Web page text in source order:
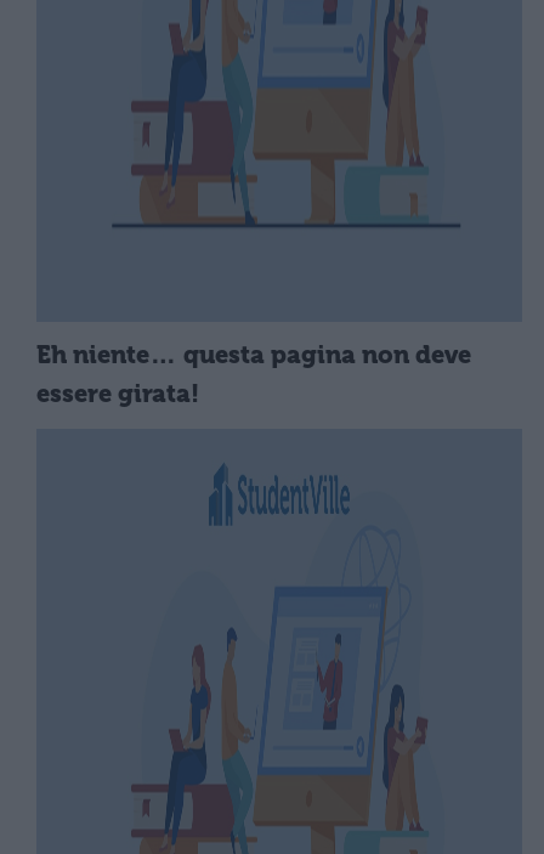
Eh niente… questa pagina non deve
essere girata!